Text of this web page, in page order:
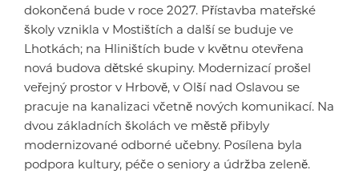
dokončená bude v roce 2027. Přístavba mateřské
školy vznikla v Mostištích a další se buduje ve
Lhotkách; na Hliništích bude v květnu otevřena
nová budova dětské skupiny. Modernizací prošel
veřejný prostor v Hrbově, v Olší nad Oslavou se
pracuje na kanalizaci včetně nových komunikací. Na
dvou základních školách ve městě přibyly
modernizované odborné učebny. Posílena byla
podpora kultury, péče o seniory a údržba zeleně.